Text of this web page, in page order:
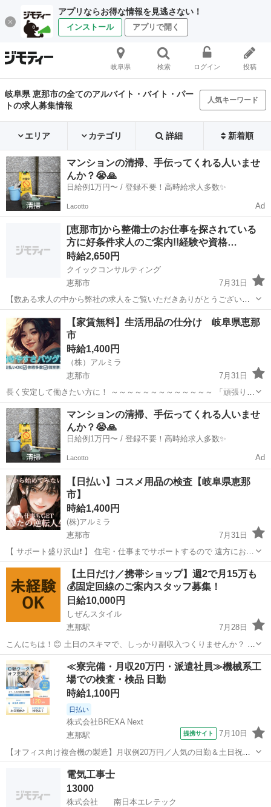
アプリならお得な情報を見逃さない！
インストール アプリで開く
岐阜県 検索 ログイン 投稿
岐阜県 恵那市の全てのアルバイト・バイト・パー
トの求人募集情報
人気キーワード
エリア カテゴリ 詳細 新着順
マンションの清掃、手伝ってくれる人いませ
んか？😭🙏
日給例1万円〜 / 登録不要！高時給求人多数✨
Lacotto Ad
[恵那市]から整備士のお仕事を探されている
方に好条件求人のご案内!!経験や資格…
時給2,650円
クイックコンサルティング
恵那市
7月31日
【数ある求人の中から弊社の求人をご覧いただきありがとうございま
す!!】 全国に様々な求人を5万件以上取り扱っておりご希望条件やご状
況に応じてマッチしそうな求人をご案内いたします!! 応募前に相談だ
けしてみたい方やどんな求...
岐阜 恵那市 工場 スタッフ
【家賃無料】生活用品の仕分け 岐阜県恵那
市
時給1,400円
（株）アルミラ
恵那市
7月31日
長く安定して働きたい方に！ ～～～～～～～～～～～～～ 「頑張りが
評価される職場で やりがいを感じながら働きたい！」 そんな方にピッ
タリ！ 昇給制度があるので やる気次第でしっかり稼...
岐阜 恵那市 時給
マンションの清掃、手伝ってくれる人いませ
んか？😭🙏
日給例1万円〜 / 登録不要！高時給求人多数✨
Lacotto Ad
【日払い】コスメ用品の検査【岐阜県恵那
市】
時給1,400円
(株)アルミラ
恵那市
7月31日
【 サポート盛り沢山❗️ 】 住宅・仕事までサポートするので 遠方にお住
いの方でも 安心して新生活をスタート可能✊ さらに！支援金の支給
も！？ ピンチを救う日払いもあるので お金に困...
岐阜 恵那市 倉庫 時給
【土日だけ／携帯ショップ】週2で月15万も
💰固定回線のご案内スタッフ募集！
日給10,000円
しぜんスタイル
恵那駅
7月28日
こんにちは！😊 土日のスキマで、しっかり副収入つくりませんか？ 携
帯ショップに来たお客様へ、おうちのネット（ソフトバンク光など）
をご案内するお仕事です📡 相手は「買う気で来店したお客様」だか
ら、飛び込み・テレアポ・...
岐阜 恵那市 恵那駅 家電量販店 スタッフ
≪寮完備・月収20万円・派遣社員≫機械系工
場での検査・検品 日勤
時給1,100円
日払い
株式会社BREXA Next
恵那駅
提携サイト 7月10日
【オフィス向け複合機の製造】月収例20万円／人気の日勤＆土日祝休
み★／1食80円～格安食堂利用OK 人気の工場のお仕事 ◇オフィス向け
品の検査作業 ☆先...
恵那駅
電気工事士
13000
株式会社 南日本エレテック